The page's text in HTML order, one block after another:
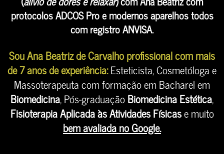
protocolos ADCOS Pro e modernos aparelhos todos
com registro ANVISA.
Sou Ana Beatriz de Carvalho profissional com mais
de 7 anos de experiência:Esteticista, Cosmetóloga e
Massoterapeuta com formação em Bacharel em
Biomedicina, Pós-graduaçãoBiomedicina Estética,
Fisioterapia Aplicada às Atividades Físicase muito
bem avaliada no Google.